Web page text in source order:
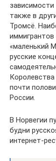
также в
Тромсё.
«маленький
русские
почти
России.
В Норвегии
будни
интернет-